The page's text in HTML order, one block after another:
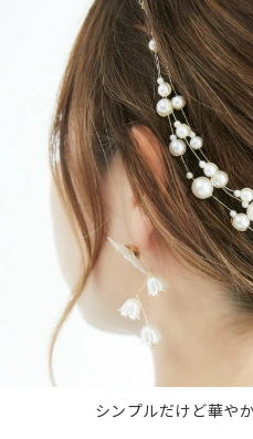
シンプルだけど華や